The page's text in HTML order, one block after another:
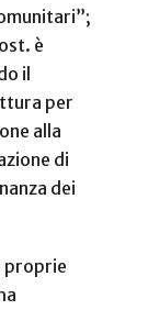
è
il
per
alla
di
dei
proprie